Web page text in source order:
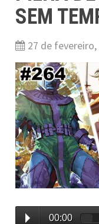
SEM
27 de fevereiro,
00:00